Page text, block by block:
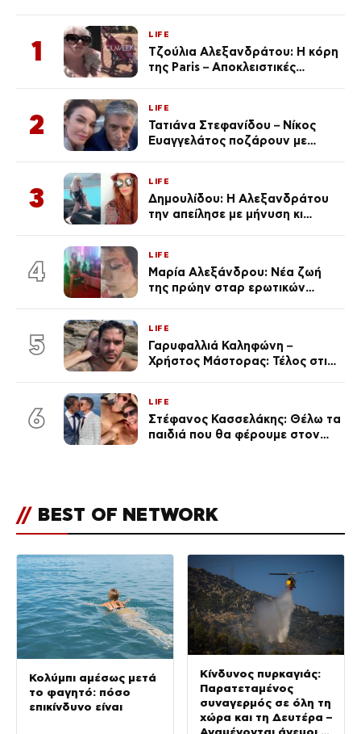
1
LIFE
Τζούλια Αλεξανδράτου: Η κόρη
της Paris – Αποκλειστικές
2
LIFE
Τατιάνα Στεφανίδου – Νίκος
Ευαγγελάτος ποζάρουν με
3
LIFE
Δημουλίδου: Η Αλεξανδράτου
την απείλησε με μήνυση κι
ποια είσαι σοκαρίστικα»
4
LIFE
Μαρία Αλεξάνδρου: Νέα ζωή
της πρώην σταρ ερωτικών
(Φωτογραφίες)
5
LIFE
Γαρυφαλλιά Καληφώνη –
Χρήστος Μάστορας: Τέλος στις
6
LIFE
Στέφανος Κασσελάκης: Θέλω τα
παιδιά που θα φέρουμε στον
// BEST OF NETWORK
Κολύμπι αμέσως μετά
το φαγητό: πόσο
επικίνδυνο είναι
Κίνδυνος πυρκαγιάς:
Παρατεταμένος
συναγερμός σε όλη τη
χώρα και τη Δευτέρα –
Αναμένονται άνεμοι 9